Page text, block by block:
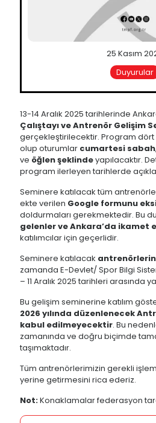
25 Kasım
Duyurular
13-14 Aralık 2025 tarihlerinde
Çalıştayı ve Antrenör Gelişim
gerçekleştirilecektir. Program
olup oturumlar cumartesi sabah,
ve öğlen şeklindeyapılacaktır.
program ilerleyen tarihlerde
Seminere katılacak tüm
ekte verilen Google formunu
doldurmaları gerekmektedir. Bu
gelenler ve Ankara’da ikamet
katılımcılar için geçerlidir.
Seminere katılacak antrenörlerin
zamanda E-Devlet/ Spor Bilgi
– 11 Aralık 2025 tarihleri arasında
Bu gelişim seminerine katılım
2026 yılında düzenlenecek
kabul edilmeyecektir. Bu
zamanında ve doğru biçimde
taşımaktadır.
Tüm antrenörlerimizin gerekli
yerine getirmesini rica ederiz.
Not:Konaklamalar federasyon